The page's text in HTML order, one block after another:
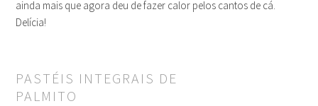
ainda mais que agora deu de fazer calor pelos cantos de cá.
Delícia!
PASTÉIS INTEGRAIS DE
PALMITO